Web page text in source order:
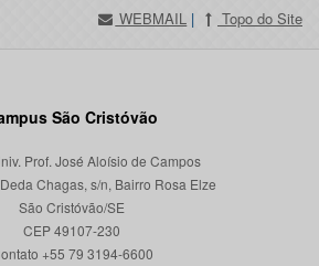
WEBMAIL | Topo do Site
São Cristóvão
Prof. José Aloísio de Campos
Chagas, s/n, Bairro Rosa Elze
São Cristóvão/SE
CEP 49107-230